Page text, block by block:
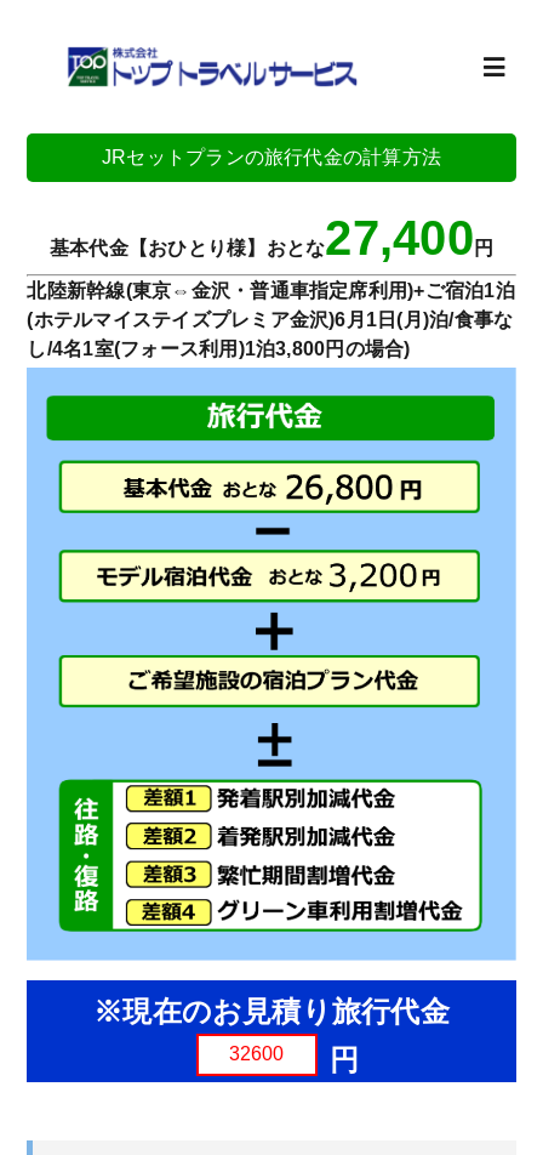
旅行計画
お知らせ
会社案内
JRセットプランの旅行代金の計算方法
基本代金【おひとり様】おとな27,400 円
北陸新幹線(東京⇔金沢・普通車指定席利用)+ご宿泊1泊
(ホテルマイステイズプレミア金沢)6月1日(月)泊/食事な
し/4名1室(フォース利用)1泊3,800円の場合)
※現在のお見積り旅行代金
円